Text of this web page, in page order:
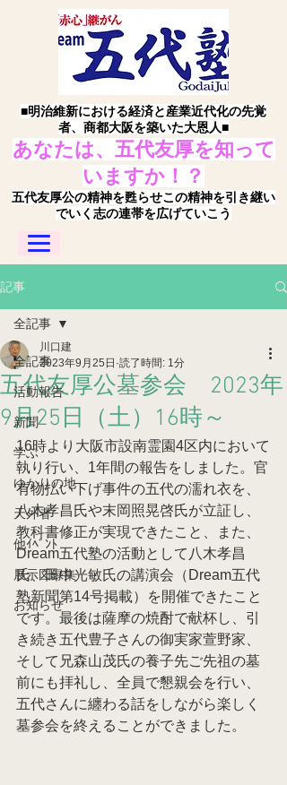
■明治維新における経済と産業近代化の先覚
者、商都大阪を築いた大恩人■
あなたは、五代友厚を知って
いますか！？
五代友厚公の精神を甦らせこの精神を引き継い
でいく志の連帯を広げていこう
記事
全記事
活動報告
新聞
学ぶ
ゆかりの地
天外者
他ｲﾍﾞﾝﾄ
展示図録集
お知らせ
全記事
五代友厚公墓参会 2023年
9月25日（土）16時～
川口建
2023年9月25日 読了時間: 1分
16時より大阪市設南霊園4区内において
執り行い、1年間の報告をしました。官
有物払い下げ事件の五代の濡れ衣を、
八木孝昌氏や末岡照晃啓氏が立証し、
教科書修正が実現できたこと、また、
Dream五代塾の活動として八木孝昌
氏、田中光敏氏の講演会（Dream五代
塾新聞第14号掲載）を開催できたこと
です。最後は薩摩の焼酎で献杯し、引
き続き五代豊子さんの御実家萱野家、
そして兄森山茂氏の養子先ご先祖の墓
前にも拝礼し、全員で懇親会を行い、
五代さんに纏わる話をしながら楽しく
墓参会を終えることができました。